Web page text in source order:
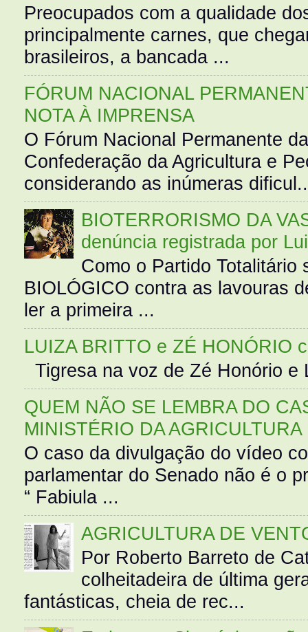
Preocupados com a qualidade
principalmente carnes, que
brasileiros, a bancada ...
FÓRUM NACIONAL
NOTA À IMPRENSA
O Fórum Nacional Permanente
Confederação da Agricultura e
considerando as inúmeras
BIOTERRORISMO DA
denúncia registrada por
Como o Partido Totalitário
BIOLÓGICO contra as lavouras
ler a primeira ...
LUIZA BRITTO e ZÉ HONÓRIO
Tigresa na voz de Zé Honório
QUEM NÃO SE LEMBRA DO
MINISTÉRIO DA AGRICULTURA
O caso da divulgação do vídeo
parlamentar do Senado não é o
“ Fabiula ...
AGRICULTURA DE
Por Roberto Barreto de
colheitadeira de última
fantásticas, cheia de rec...